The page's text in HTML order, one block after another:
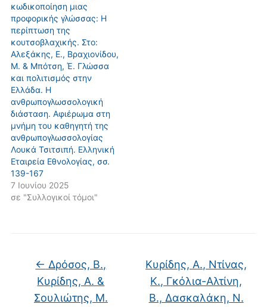
κωδικοποίηση μιας
προφορικής γλώσσας: Η
περίπτωση της
κουτσοβλαχικής. Στο:
Αλεξάκης, Ε., Βραχιονίδου,
Μ. & Μπότση, Έ. Γλώσσα
και πολιτισμός στην
Ελλάδα. Η
ανθρωπογλωσσολογική
διάσταση. Αφιέρωμα στη
μνήμη του καθηγητή της
ανθρωπογλωσσολογίας
Λουκά Τσιτσιπή. Ελληνική
Εταιρεία Εθνολογίας, σσ.
139-167
7 Ιουνίου 2025
σε "Συλλογικοί τόμοι"
← Δρόσος, Β.,
Κυρίδης, Α. &
Σουλιώτης, Μ.
Kυρίδης, Α., Ντίνας,
Κ., Γκόλια-Αλτίνη,
Β., Δασκαλάκη, Ν.